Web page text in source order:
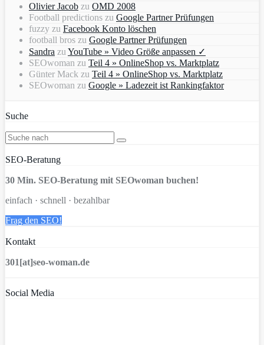
Olivier Jacob zu OMD 2008
Football predictions zu Google Partner Prüfungen
fuzzy zu Facebook Konto löschen
football bros zu Google Partner Prüfungen
Sandra zu YouTube » Video Größe anpassen ✓
SEOwoman zu Teil 4 » OnlineShop vs. Marktplatz
Günter Mack zu Teil 4 » OnlineShop vs. Marktplatz
SEOwoman zu Google » Ladezeit ist Rankingfaktor
Suche
SEO-Beratung
30 Min. SEO-Beratung mit SEOwoman buchen!
einfach · schnell · bezahlbar
Frag den SEO!
Kontakt
301[at]seo-woman.de
Social Media